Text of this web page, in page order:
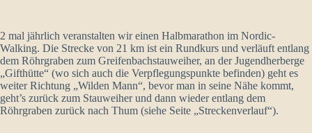
2 mal jährlich veranstalten wir einen Halbmarathon im Nordic-
Walking. Die Strecke von 21 km ist ein Rundkurs und verläuft entlang
dem Röhrgraben zum Greifenbachstauweiher, an der Jugendherberge
„Gifthütte“ (wo sich auch die Verpflegungspunkte befinden) geht es
weiter Richtung „Wilden Mann“, bevor man in seine Nähe kommt,
geht’s zurück zum Stauweiher und dann wieder entlang dem
Röhrgraben zurück nach Thum (siehe Seite „Streckenverlauf“).